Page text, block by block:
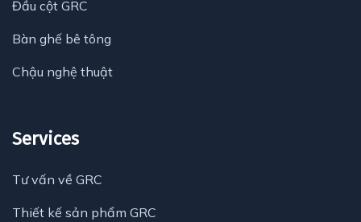
Đầu cột GRC
Bàn ghế bê tông
Chậu nghệ thuật
Services
Tư vấn về GRC
Thiết kế sản phẩm GRC